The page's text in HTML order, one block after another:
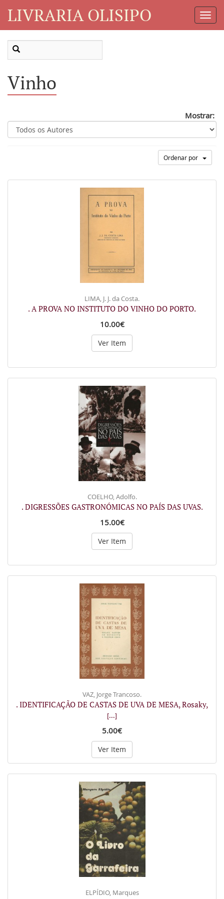
LIVRARIA OLISIPO
Vinho
Mostrar:
Ordenar por
LIMA, J. J. da Costa.
. A PROVA NO INSTITUTO DO VINHO DO PORTO.
10.00€
Ver Item
COELHO, Adolfo.
. DIGRESSÕES GASTRONÓMICAS NO PAÍS DAS UVAS.
15.00€
Ver Item
VAZ, Jorge Trancoso.
. IDENTIFICAÇÃO DE CASTAS DE UVA DE MESA, Rosaky,
[...]
5.00€
Ver Item
ELPÍDIO, Marques